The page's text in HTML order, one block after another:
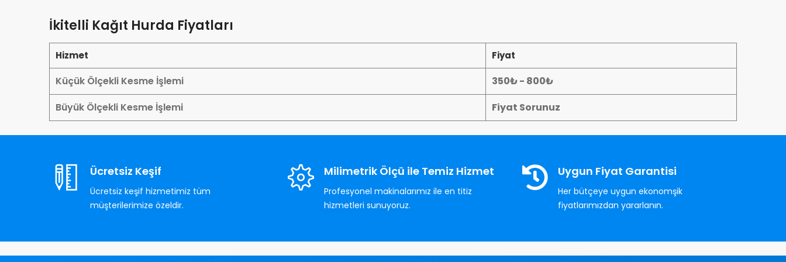
İkitelli Kağıt Hurda Fiyatları
Hizmet Fiyat
Küçük Ölçekli Kesme İşlemi
350₺ - 800₺
Büyük Ölçekli Kesme İşlemi
Fiyat Sorunuz
Ücretsiz Keşif
Ücretsiz keşif hizmetimiz tüm
müşterilerimize özeldir.
Milimetrik Ölçü ile Temiz Hizmet
Profesyonel makinalarımız ile en titiz
hizmetleri sunuyoruz.
Uygun Fiyat Garantisi
Her bütçeye uygun ekonomşik
fiyatlarımızdan yararlanın.